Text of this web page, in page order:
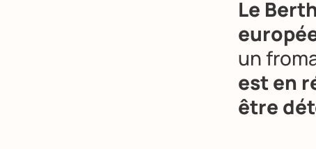
Le
un
est en
être